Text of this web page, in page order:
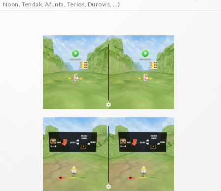
Noon, Tendak, Afunta, Terios, Durovis, ...)